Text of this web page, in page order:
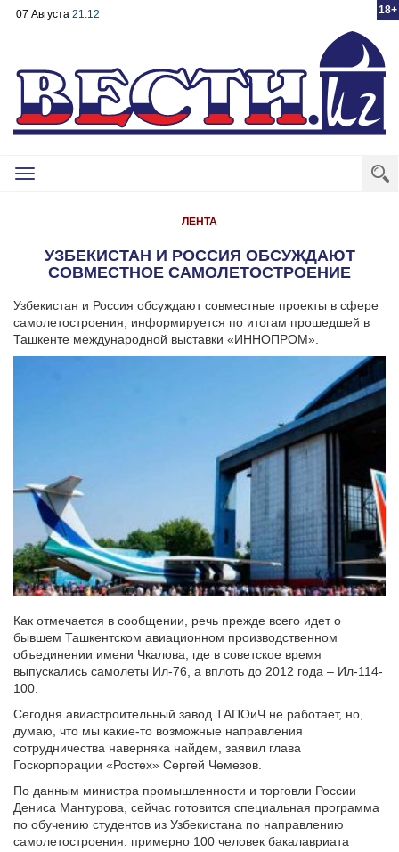
18+
07 Августа 21:12
Toggle
ЛЕНТА
УЗБЕКИСТАН И РОССИЯ ОБСУЖДАЮТ
СОВМЕСТНОЕ САМОЛЕТОСТРОЕНИЕ
Узбекистан и Россия обсуждают совместные проекты в сфере
самолетостроения, информируется по итогам прошедшей в
Ташкенте международной выставки «ИННОПРОМ».
Как отмечается в сообщении, речь прежде всего идет о
бывшем Ташкентском авиационном производственном
объединении имени Чкалова, где в советское время
выпускались самолеты Ил-76, а вплоть до 2012 года – Ил-114-
100.
Сегодня авиастроительный завод ТАПОиЧ не работает, но,
думаю, что мы какие-то возможные направления
сотрудничества наверняка найдем, заявил глава
Госкорпорации «Ростех» Сергей Чемезов.
По данным министра промышленности и торговли России
Дениса Мантурова, сейчас готовится специальная программа
по обучению студентов из Узбекистана по направлению
самолетостроения: примерно 100 человек бакалавриата